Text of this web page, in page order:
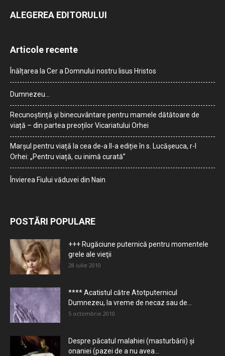
ALEGEREA EDITORULUI
Articole recente
Înălțarea la Cer a Domnului nostru Iisus Hristos
Dumnezeu…
Recunoștință și binecuvântare pentru mamele dătătoare de
viață – din partea preoților Vicariatului Orhei
Marșul pentru viață la cea de-a II-a ediție în s. Lucășeuca, r-l
Orhei: „Pentru viață, cu inimă curată”
Învierea Fiului văduvei din Nain
POSTĂRI POPULARE
+++ Rugăciune puternică pentru momentele
grele ale vieţii
28 iulie 2010
**** Acatistul către Atotputernicul
Dumnezeu, la vreme de necaz sau de...
5 octombrie 2010
Despre păcatul malahiei (masturbării) şi
onaniei (pazei de a nu avea...